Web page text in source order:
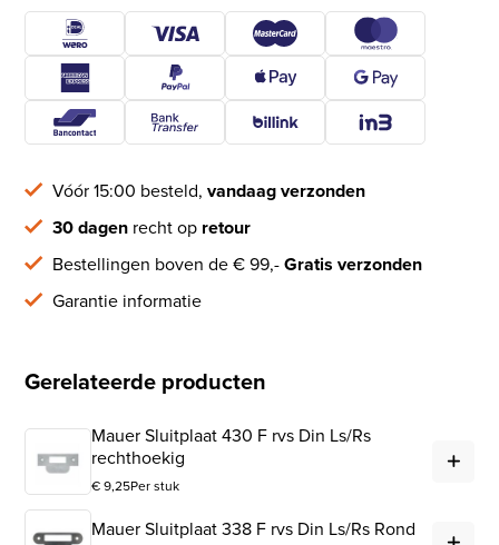
Vóór 15:00 besteld,vandaag verzonden
30 dagen recht op retour
Bestellingen boven de € 99,-Gratis verzonden
Garantie informatie
Gerelateerde producten
Mauer Sluitplaat 430 F rvs Din Ls/Rs
rechthoekig
€9,25Per stuk
Mauer Sluitplaat 338 F rvs Din Ls/Rs Rond